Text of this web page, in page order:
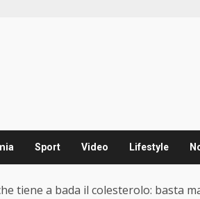
Sport Video Lifestyle
tiene a bada il colesterolo: basta